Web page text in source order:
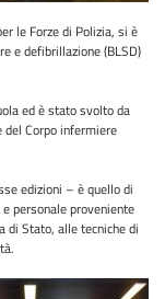
le Forze di Polizia, si è
e defibrillazione (BLSD)
ed è stato svolto da
Corpo infermiere
edizioni – è quello di
personale proveniente
di Stato, alle tecniche di